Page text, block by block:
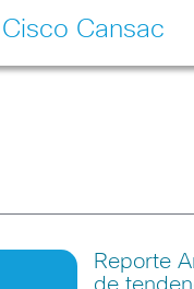
Cansac
Reporte
de